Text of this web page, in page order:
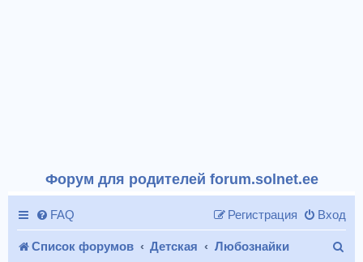
Форум для родителей forum.solnet.ee
FAQ Вход
Регистрация
Список форумов Детская Любознайки